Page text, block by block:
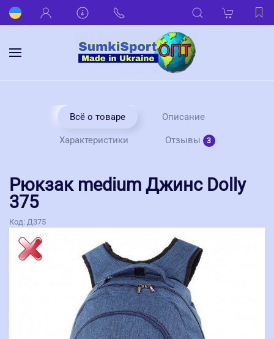
Всё о товаре Описание
Характеристики Отзывы 3
Рюкзак medium Джинс Dolly
375
Код: Д375